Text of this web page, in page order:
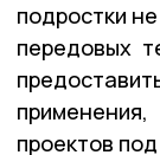
подростки
передовых
проектов